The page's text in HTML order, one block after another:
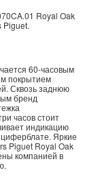
Royal Oak
Piguet.
60-часовым
покрытием
Сквозь заднюю
бренд
часов стоит
индикацию
Яркие
Piguet Royal Oak
компанией в